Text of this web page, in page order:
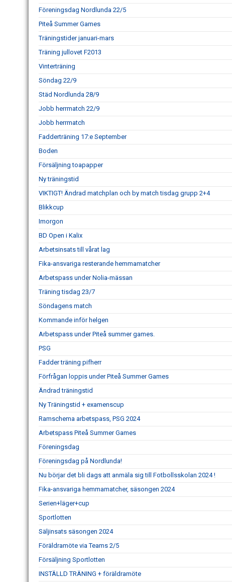
Föreningsdag Nordlunda 22/5
Piteå Summer Games
Träningstider januari-mars
Träning jullovet F2013
Vinterträning
Söndag 22/9
Städ Nordlunda 28/9
Jobb herrmatch 22/9
Jobb herrmatch
Fadderträning 17:e September
Boden
Försäljning toapapper
Ny träningstid
VIKTIGT! Ändrad matchplan och by match tisdag grupp 2+4
Blikkcup
Imorgon
BD Open i Kalix
Arbetsinsats till vårat lag
Fika-ansvariga resterande hemmamatcher
Arbetspass under Nolia-mässan
Träning tisdag 23/7
Söndagens match
Kommande inför helgen
Arbetspass under Piteå summer games.
PSG
Fadder träning pifherr
Förfrågan loppis under Piteå Summer Games
Ändrad träningstid
Ny Träningstid + examenscup
Ramschema arbetspass, PSG 2024
Arbetspass Piteå Summer Games
Föreningsdag
Föreningsdag på Nordlunda!
Nu börjar det bli dags att anmäla sig till Fotbollsskolan 2024 !
Fika-ansvariga hemmamatcher, säsongen 2024
Serien+läger+cup
Sportlotten
Säljinsats säsongen 2024
Föräldramöte via Teams 2/5
Försäljning Sportlotten
INSTÄLLD TRÄNING + föräldramöte